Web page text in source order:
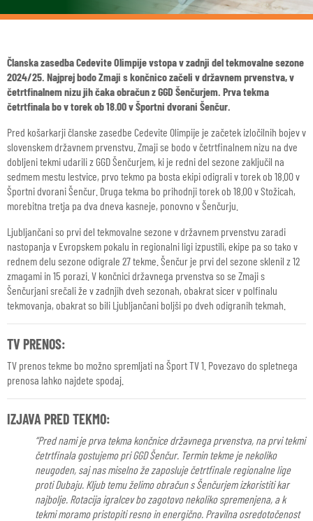
Članska zasedba Cedevite Olimpije vstopa v zadnji del tekmovalne sezone
2024/25. Najprej bodo Zmaji s končnico začeli v državnem prvenstva, v
četrtfinalnem nizu jih čaka obračun z GGD Šenčurjem. Prva tekma
četrtfinala bo v torek ob 18.00 v Športni dvorani Šenčur.
Pred košarkarji članske zasedbe Cedevite Olimpije je začetek izločilnih bojev v
slovenskem državnem prvenstvu. Zmaji se bodo v četrtfinalnem nizu na dve
dobljeni tekmi udarili z GGD Šenčurjem, ki je redni del sezone zaključil na
sedmem mestu lestvice, prvo tekmo pa bosta ekipi odigrali v torek ob 18.00 v
Športni dvorani Šenčur. Druga tekma bo prihodnji torek ob 18.00 v Stožicah,
morebitna tretja pa dva dneva kasneje, ponovno v Šenčurju.
Ljubljančani so prvi del tekmovalne sezone v državnem prvenstvu zaradi
nastopanja v Evropskem pokalu in regionalni ligi izpustili, ekipe pa so tako v
rednem delu sezone odigrale 27 tekme. Šenčur je prvi del sezone sklenil z 12
zmagami in 15 porazi. V končnici državnega prvenstva so se Zmaji s
Šenčurjani srečali že v zadnjih dveh sezonah, obakrat sicer v polfinalu
tekmovanja, obakrat so bili Ljubljančani boljši po dveh odigranih tekmah.
TV PRENOS:
TV prenos tekme bo možno spremljati na Šport TV 1. Povezavo do spletnega
prenosa lahko najdete spodaj.
IZJAVA PRED TEKMO:
“Pred nami je prva tekma končnice državnega prvenstva, na prvi tekmi
četrtfinala gostujemo pri GGD Šenčur. Termin tekme je nekoliko
neugoden, saj nas miselno že zaposluje četrtfinale regionalne lige
proti Dubaju. Kljub temu želimo obračun s Šenčurjem izkoristiti kar
najbolje. Rotacija igralcev bo zagotovo nekoliko spremenjena, a k
tekmi moramo pristopiti resno in energično. Pravilna osredotočenost